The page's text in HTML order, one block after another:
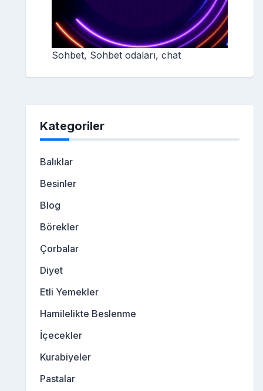
Sohbet, Sohbet odaları, chat
Kategoriler
Balıklar
Besinler
Blog
Börekler
Çorbalar
Diyet
Etli Yemekler
Hamilelikte Beslenme
İçecekler
Kurabiyeler
Pastalar